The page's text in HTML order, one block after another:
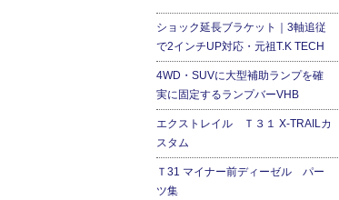
ショック延長ブラケット｜3軸追従
で2インチUP対応・元祖T.K TECH
4WD・SUVに大型補助ランプを確
実に固定するランプバーVHB
エクストレイル Ｔ３１ X-TRAILカ
スタム
Ｔ31 マイナー前ディーゼル パー
ツ集